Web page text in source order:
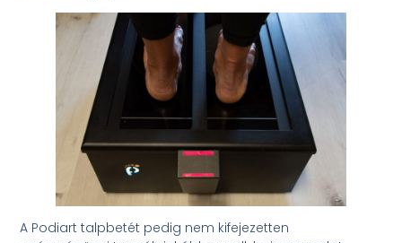
A Podiart talpbetét pedig nem kifejezetten